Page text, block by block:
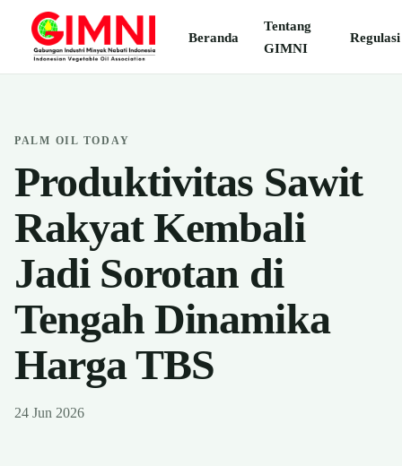
Beranda
Tentang
GIMNI
Regulasi
PALM OIL TODAY
Produktivitas Sawit
Rakyat Kembali
Jadi Sorotan di
Tengah Dinamika
Harga TBS
24 Jun 2026